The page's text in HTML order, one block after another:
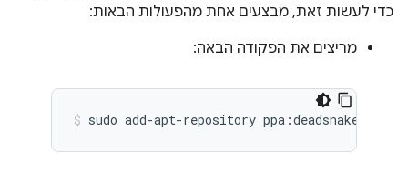
כדי לעשות זאת, מבצעים אחת מהפעולות הבאות:
מריצים את הפקודה הבאה: